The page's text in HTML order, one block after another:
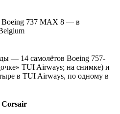
737 MAX 8 — в
— 14 самолётов Boeing 757-
TUI Airways; на снимке) и
в TUI Airways, по одному в
Corsair